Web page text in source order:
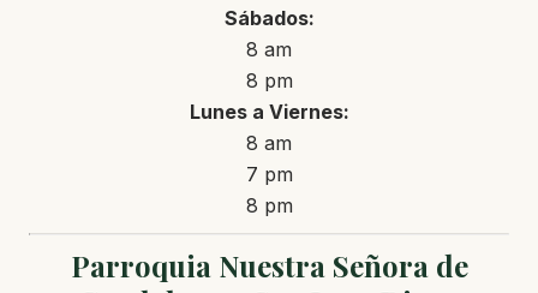
Sábados:
8 am
8 pm
Lunes a Viernes:
8 am
7 pm
8 pm
Parroquia Nuestra Señora de